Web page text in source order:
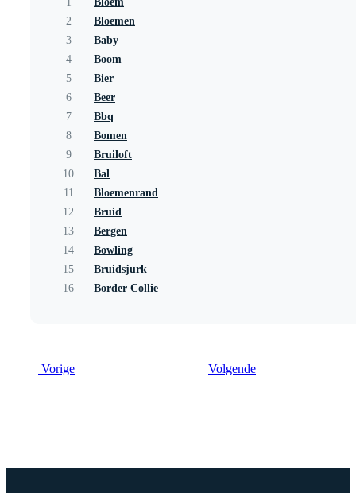
2
Bloemen
3
Baby
4
Boom
5
Bier
6
Beer
7
Bbq
8
Bomen
9
Bruiloft
10
Bal
11
Bloemenrand
12
Bruid
13
Bergen
14
Bowling
15
Bruidsjurk
16
Border Collie
Vorige Volgende